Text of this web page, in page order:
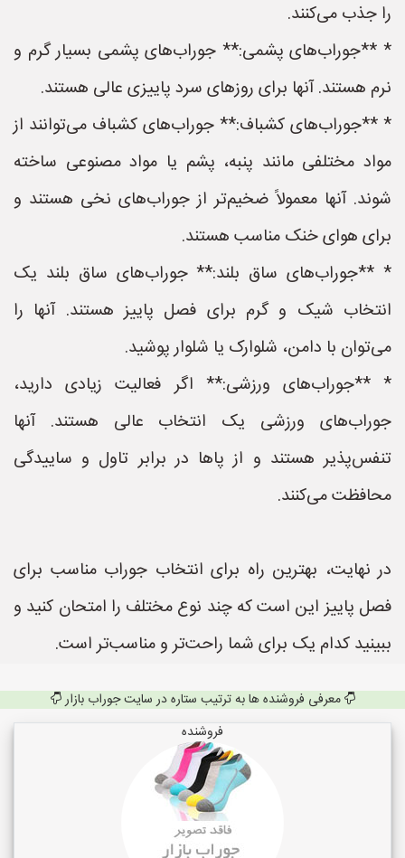
را جذب می‌کنند.
* **جوراب‌های پشمی:** جوراب‌های پشمی بسیار گرم و
نرم هستند. آنها برای روزهای سرد پاییزی عالی هستند.
* **جوراب‌های کشباف:** جوراب‌های کشباف می‌توانند از
مواد مختلفی مانند پنبه، پشم یا مواد مصنوعی ساخته
شوند. آنها معمولاً ضخیم‌تر از جوراب‌های نخی هستند و
برای هوای خنک مناسب هستند.
* **جوراب‌های ساق بلند:** جوراب‌های ساق بلند یک
انتخاب شیک و گرم برای فصل پاییز هستند. آنها را
می‌توان با دامن، شلوارک یا شلوار پوشید.
* **جوراب‌های ورزشی:** اگر فعالیت زیادی دارید،
جوراب‌های ورزشی یک انتخاب عالی هستند. آنها
تنفس‌پذیر هستند و از پاها در برابر تاول و ساییدگی
محافظت می‌کنند.
در نهایت، بهترین راه برای انتخاب جوراب مناسب برای
فصل پاییز این است که چند نوع مختلف را امتحان کنید و
ببینید کدام یک برای شما راحت‌تر و مناسب‌تر است.
معرفی فروشنده ها به ترتیب ستاره در سایت جوراب بازار
فروشنده